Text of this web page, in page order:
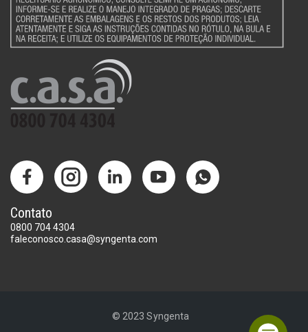
Contato
0800 704 4304
faleconosco.casa@syngenta.com
© 2023 Syngenta